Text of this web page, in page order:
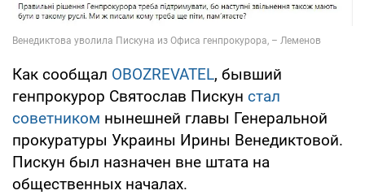
Как сообщал OBOZREVATEL, бывший
генпрокурор Святослав Пискун стал
советником нынешней главы Генеральной
прокуратуры Украины Ирины Венедиктовой.
Пискун был назначен вне штата на
общественных началах.